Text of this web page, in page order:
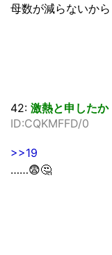
母数が減らないから
42: 激熱と申したか
ID:CQKMFFD/0
>>19
……😨🤔